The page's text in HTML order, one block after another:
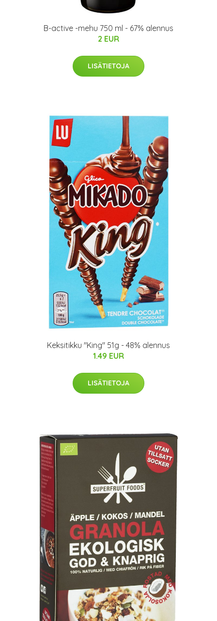
B-active -mehu 750 ml - 67% alennus
2 EUR
LISÄTIETOJA
Keksitikku "King" 51g - 48% alennus
1.49 EUR
LISÄTIETOJA